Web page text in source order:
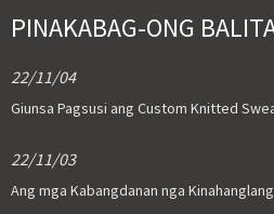
PINAKABAG-ONG
22/11/04
Giunsa Pagsusi ang Custom Knitted
22/11/03
Ang mga Kabangdanan nga